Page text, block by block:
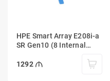
HPE Smart Array E208i-a
SR Gen10 (8 Internal
SAS Modular Controller
1292